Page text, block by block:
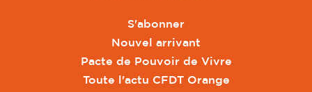
S'abonner
Nouvel arrivant
Pacte de Pouvoir de Vivre
Toute l'actu CFDT Orange